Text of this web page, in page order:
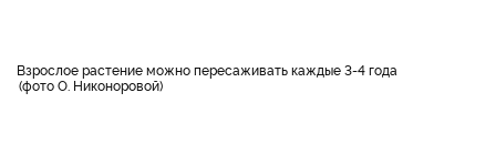
Взрослое растение можно пересаживать каждые 3-4 года
фото О. Никоноровой